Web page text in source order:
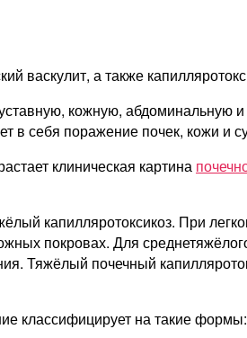
васкулит, а также
кожную, абдоминальную
в себя поражение почек, кожи и
клиническая картина
капилляротоксикоз. При
покровах. Для
Тяжёлый почечный
классифицирует на такие формы: